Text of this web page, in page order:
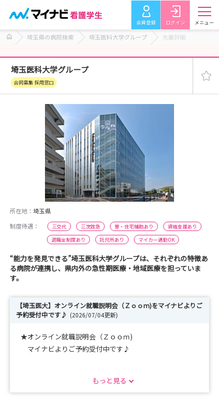
会員登録 ログイン メニュー
埼玉県の病院検索 埼玉医科大学グループ 先輩詳細
埼玉医科大学グループ
合同募集 採用窓口
所在地： 埼玉県
制度待遇：
三交代 三次救急 寮・住宅補助あり
資格支援あり
退職金制度あり
託児所あり マイカー通勤OK
“能力を発見できる”埼玉医科大学グループは、それぞれの特徴あ
る病院が連携し、県内外の急性期医療・地域医療を担っていま
す。
【埼玉医大】オンライン就職説明会（Ｚｏｏｍ)をマイナビよりご
予約受付中です♪ (2026/07/04更新)
★オンライン就職説明会（Ｚｏｏｍ)
マイナビよりご予約受付中です♪
3dab99240ad2963452dccf813832
もっと見る